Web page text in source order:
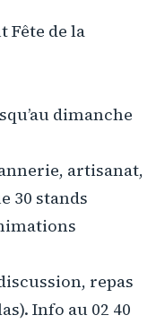
Fête de la
dimanche
artisanat,
30 stands
repas
Info au 02 40